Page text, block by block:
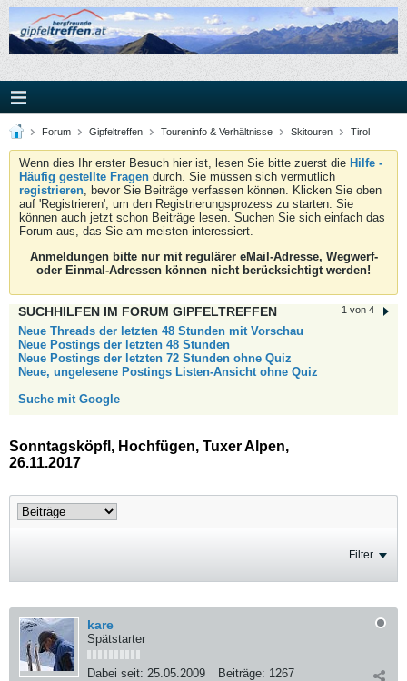
Forum Gipfeltreffen Toureninfo & Verhältnisse Skitouren Tirol
Wenn dies Ihr erster Besuch hier ist, lesen Sie bitte zuerst die Hilfe -
Häufig gestellte Fragen durch. Sie müssen sich vermutlich
registrieren, bevor Sie Beiträge verfassen können. Klicken Sie oben
auf 'Registrieren', um den Registrierungsprozess zu starten. Sie
können auch jetzt schon Beiträge lesen. Suchen Sie sich einfach das
Forum aus, das Sie am meisten interessiert.
Anmeldungen bitte nur mit regulärer eMail-Adresse, Wegwerf-
oder Einmal-Adressen können nicht berücksichtigt werden!
1 von 4
SUCHHILFEN IM FORUM GIPFELTREFFEN
Neue Threads der letzten 48 Stunden mit Vorschau
Neue Postings der letzten 48 Stunden
Neue Postings der letzten 72 Stunden ohne Quiz
Neue, ungelesene Postings Listen-Ansicht ohne Quiz
Suche mit Google
Sonntagsköpfl, Hochfügen, Tuxer Alpen,
26.11.2017
Filter
kare
Spätstarter
Dabei seit: 25.05.2009 Beiträge: 1267